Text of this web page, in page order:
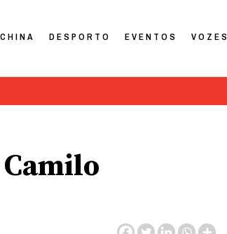
CHINA DESPORTO EVENTOS VOZES